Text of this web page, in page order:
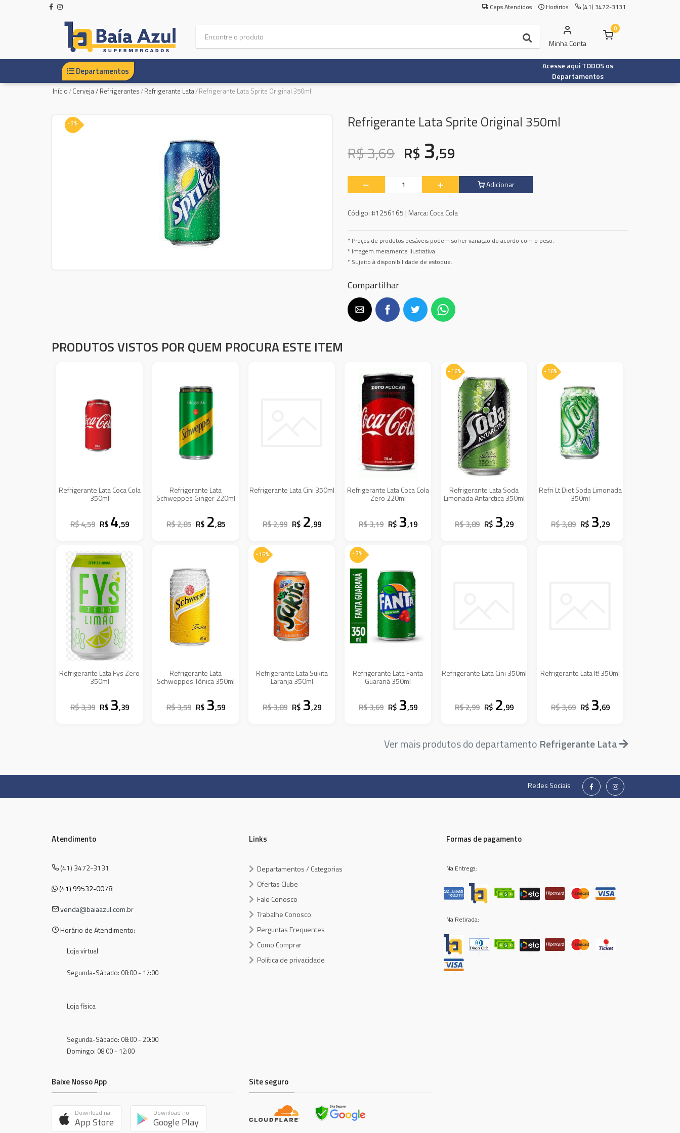
Ceps Atendidos Horários (41) 3472-3131
Minha Conta
0
Departamentos
Acesse aqui TODOS os
Departamentos
Início/Cerveja / Refrigerantes/Refrigerante Lata/Refrigerante Lata Sprite Original 350ml
- 3% Refrigerante Lata Sprite Original 350ml
R$ 3,69 R$ 3,59
Adicionar
Código:#1256165 | Marca: Coca Cola
* Preços de produtos pesáveis podem sofrer variação de acordo com o peso.
* Imagem meramente ilustrativa.
* Sujeito à disponibilidade de estoque.
Compartilhar
PRODUTOS VISTOS POR QUEM PROCURA ESTE ITEM
Refrigerante Lata Coca Cola
350ml
R$ 4,59 R$ 4,59
Refrigerante Lata
Schweppes Ginger 220ml
R$ 2,85 R$ 2,85
Refrigerante Lata Cini 350ml
R$ 2,99 R$ 2,99
Refrigerante Lata Coca Cola
Zero 220ml
R$ 3,19 R$ 3,19
- 16%
Refrigerante Lata Soda
Limonada Antarctica 350ml
R$ 3,89 R$ 3,29
- 16%
Refri Lt Diet Soda Limonada
350ml
R$ 3,89 R$ 3,29
Refrigerante Lata Fys Zero
350ml
R$ 3,39 R$ 3,39
Refrigerante Lata
Schweppes Tônica 350ml
R$ 3,59 R$ 3,59
- 16%
Refrigerante Lata Sukita
Laranja 350ml
R$ 3,89 R$ 3,29
- 3%
Refrigerante Lata Fanta
Guaraná 350ml
R$ 3,69 R$ 3,59
Refrigerante Lata Cini 350ml
R$ 2,99 R$ 2,99
Refrigerante Lata It! 350ml
R$ 3,69 R$ 3,69
Ver mais produtos do departamento Refrigerante Lata
Redes Sociais
Atendimento
(41) 3472-3131
(41) 99532-0078
venda@baiaazul.com.br
Horário de Atendimento:
Loja virtual
Segunda-Sábado: 08:00 - 17:00
Loja física
Segunda-Sábado: 08:00 - 20:00
Domingo: 08:00 - 12:00
Links
Departamentos / Categorias
Ofertas Clube
Fale Conosco
Trabalhe Conosco
Perguntas Frequentes
Como Comprar
Política de privacidade
Formas de pagamento
Na Entrega:
Na Retirada:
Baixe Nosso App
Download na
App Store
Download no
Google Play
Site seguro